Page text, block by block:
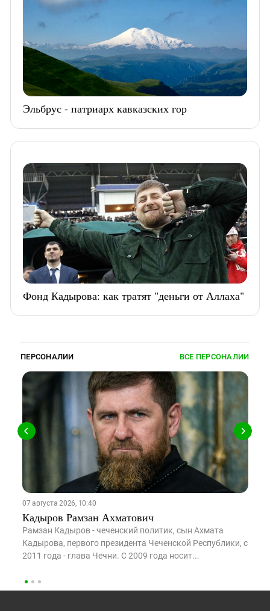
Эльбрус - патриарх кавказских гор
Фонд Кадырова: как тратят "деньги от Аллаха"
ПЕРСОНАЛИИ ВСЕ ПЕРСОНАЛИИ
07 августа 2026, 10:40
Кадыров Рамзан Ахматович
Рамзан Кадыров - чеченский политик, сын Ахмата
Кадырова, первого президента Чеченской Республики, с
2011 года - глава Чечни. С 2009 года носит...